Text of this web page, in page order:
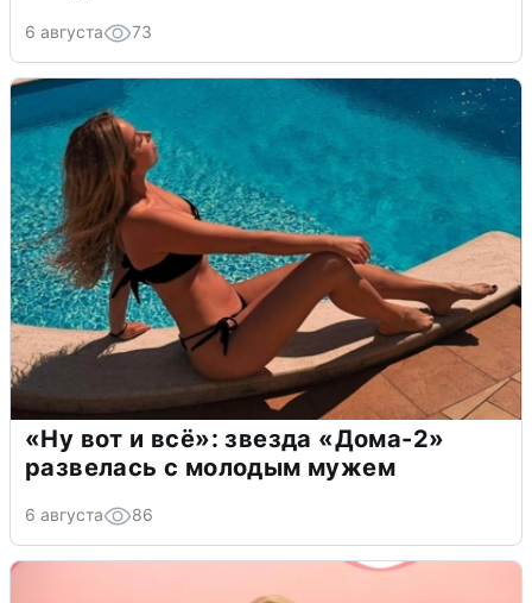
6 августа 73
«Ну вот и всё»: звезда «Дома-2»
развелась с молодым мужем
6 августа 86